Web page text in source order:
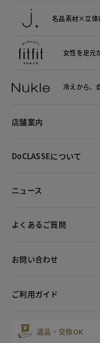
名品素材×立体
女性を足元
冷えから、
店舗案内
DoCLASSEについて
ニュース
よくあるご質問
お問い合わせ
ご利用ガイド
返品・交換OK